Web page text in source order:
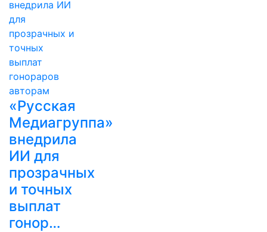
«Русская
Медиагруппа»
внедрила
ИИ для
прозрачных
и точных
выплат
гонор…